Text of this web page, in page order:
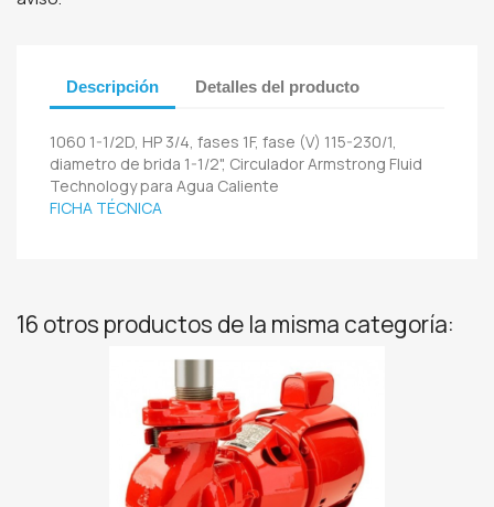
Descripción Detalles del producto
1060 1-1/2D, HP 3/4, fases 1F, fase (V) 115-230/1,
diametro de brida 1-1/2", Circulador Armstrong Fluid
Technology para Agua Caliente
FICHA TÉCNICA
16 otros productos de la misma categoría: